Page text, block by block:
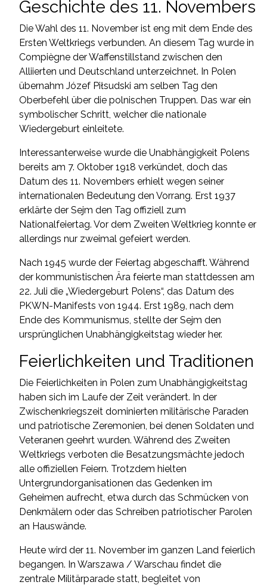
Geschichte des 11. Novembers
Die Wahl des 11. November ist eng mit dem Ende des
Ersten Weltkriegs verbunden. An diesem Tag wurde in
Compiègne der Waffenstillstand zwischen den
Alliierten und Deutschland unterzeichnet. In Polen
übernahm Józef Piłsudski am selben Tag den
Oberbefehl über die polnischen Truppen. Das war ein
symbolischer Schritt, welcher die nationale
Wiedergeburt einleitete.
Interessanterweise wurde die Unabhängigkeit Polens
bereits am 7. Oktober 1918 verkündet, doch das
Datum des 11. Novembers erhielt wegen seiner
internationalen Bedeutung den Vorrang. Erst 1937
erklärte der Sejm den Tag offiziell zum
Nationalfeiertag. Vor dem Zweiten Weltkrieg konnte er
allerdings nur zweimal gefeiert werden.
Nach 1945 wurde der Feiertag abgeschafft. Während
der kommunistischen Ära feierte man stattdessen am
22. Juli die „Wiedergeburt Polens“, das Datum des
PKWN-Manifests von 1944. Erst 1989, nach dem
Ende des Kommunismus, stellte der Sejm den
ursprünglichen Unabhängigkeitstag wieder her.
Feierlichkeiten und Traditionen
Die Feierlichkeiten in Polen zum Unabhängigkeitstag
haben sich im Laufe der Zeit verändert. In der
Zwischenkriegszeit dominierten militärische Paraden
und patriotische Zeremonien, bei denen Soldaten und
Veteranen geehrt wurden. Während des Zweiten
Weltkriegs verboten die Besatzungsmächte jedoch
alle offiziellen Feiern. Trotzdem hielten
Untergrundorganisationen das Gedenken im
Geheimen aufrecht, etwa durch das Schmücken von
Denkmälern oder das Schreiben patriotischer Parolen
an Hauswände.
Heute wird der 11. November im ganzen Land feierlich
begangen. In Warszawa / Warschau findet die
zentrale Militärparade statt, begleitet von